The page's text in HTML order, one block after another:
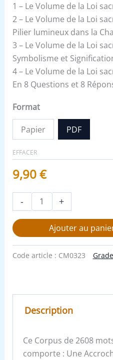
1 – Le Volume de la Loi
2 – Le Volume de la Loi
Pilier lumineux dans la
3 – Le Volume de la Loi
Symbolisme et
4 – Le Volume de la Loi
En 8 Questions et 8
Format
Papier PDF
EFFACER
9,90€
- +
Ajouter au
Code article : CM0323
Description
Ce Corpus de 2608
comporte : Une